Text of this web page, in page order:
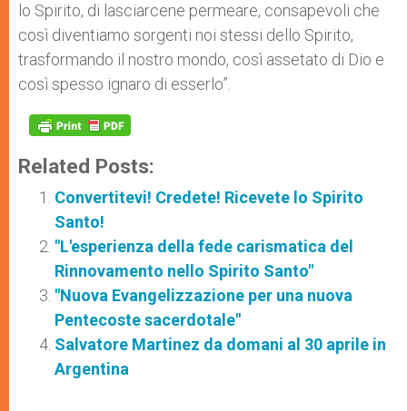
lo Spirito, di lasciarcene permeare, consapevoli che
così diventiamo sorgenti noi stessi dello Spirito,
trasformando il nostro mondo, così assetato di Dio e
così spesso ignaro di esserlo”.
Related Posts:
Convertitevi! Credete! Ricevete lo Spirito
Santo!
"L'esperienza della fede carismatica del
Rinnovamento nello Spirito Santo"
"Nuova Evangelizzazione per una nuova
Pentecoste sacerdotale"
Salvatore Martinez da domani al 30 aprile in
Argentina